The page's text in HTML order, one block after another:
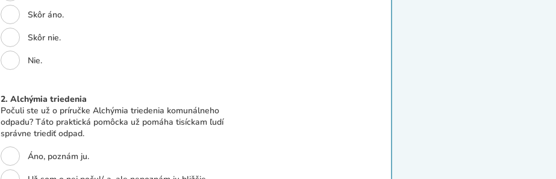
Skôr áno.
Skôr nie.
Nie.
2. Alchýmia triedenia
Počuli ste už o príručke Alchýmia triedenia komunálneho
odpadu? Táto praktická pomôcka už pomáha tisíckam ľudí
správne triediť odpad.
Áno, poznám ju.